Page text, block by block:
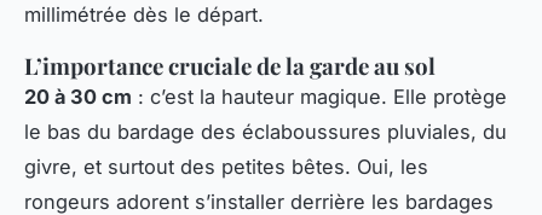
millimétrée dès le départ.
L’importance cruciale de la garde au sol
20 à 30 cm : c’est la hauteur magique. Elle protège
le bas du bardage des éclaboussures pluviales, du
givre, et surtout des petites bêtes. Oui, les
rongeurs adorent s’installer derrière les bardages